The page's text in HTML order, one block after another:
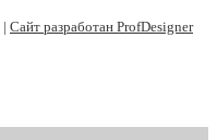
| Сайт разработан ProfDesigner